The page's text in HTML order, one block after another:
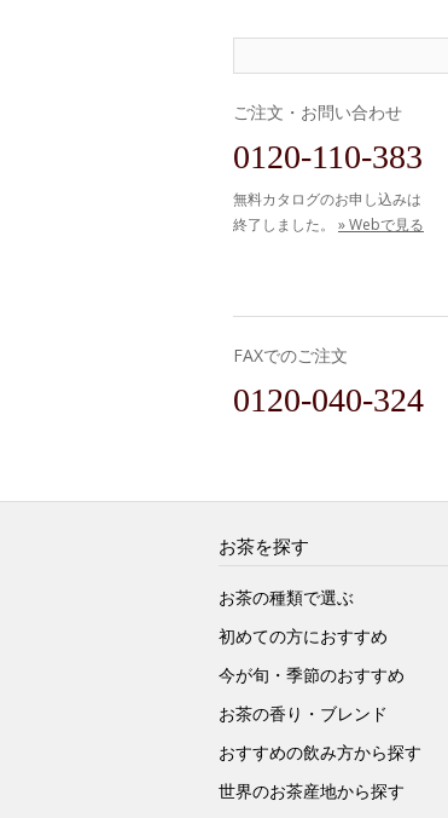
ご注文・お問い合わせ
0120-110-383
無料カタログのお申し込みは
終了しました。 » Webで見る
FAXでのご注文
0120-040-324
お茶を探す
お茶の種類で選ぶ
初めての方におすすめ
今が旬・季節のおすすめ
お茶の香り・ブレンド
おすすめの飲み方から探す
世界のお茶産地から探す